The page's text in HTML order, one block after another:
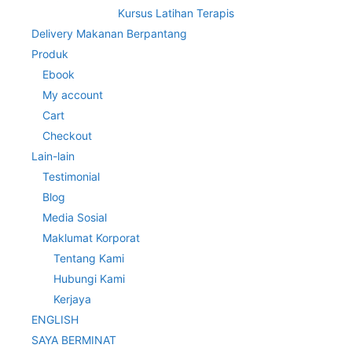
Kursus Latihan Terapis
Delivery Makanan Berpantang
Produk
Ebook
My account
Cart
Checkout
Lain-lain
Testimonial
Blog
Media Sosial
Maklumat Korporat
Tentang Kami
Hubungi Kami
Kerjaya
ENGLISH
SAYA BERMINAT